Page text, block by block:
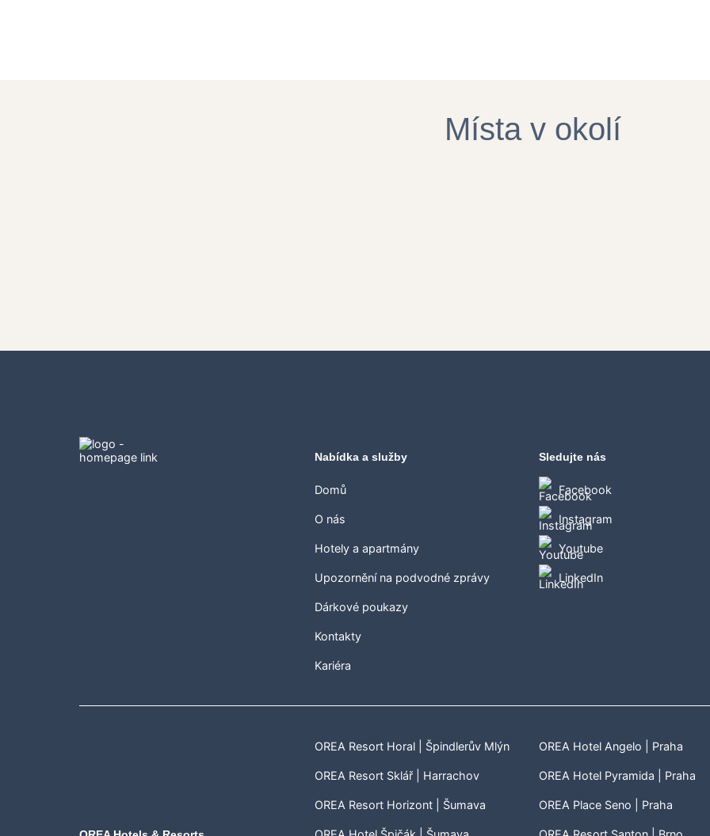
Místa v okolí
Nabídka a služby
Domů
O nás
Hotely a apartmány
Upozornění na podvodné zprávy
Dárkové poukazy
Kontakty
Kariéra
Sledujte nás
Facebook
Instagram
Youtube
LinkedIn
OREA Resort Horal | Špindlerův Mlýn
OREA Resort Sklář | Harrachov
OREA Resort Horizont | Šumava
OREA Hotel Angelo | Praha
OREA Hotel Pyramida | Praha
OREA Place Seno | Praha